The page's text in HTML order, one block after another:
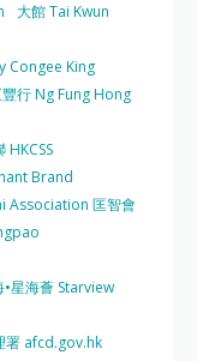
大館 Tai Kwun
Congee King
行 Ng Fung Hong
HKCSS
Brand
Association 匡智會
•星海薈 Starview
署 afcd.gov.hk